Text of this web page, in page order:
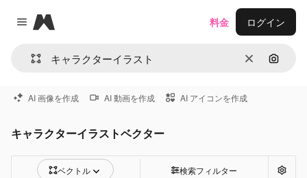
Close menu
Magnific
消去 画像で
料金 ログイン
AI 画像を作成 AI 動画を作成 AI アイコンを作成
キャラクターイラストベクター
ベクトル 検索フィルター